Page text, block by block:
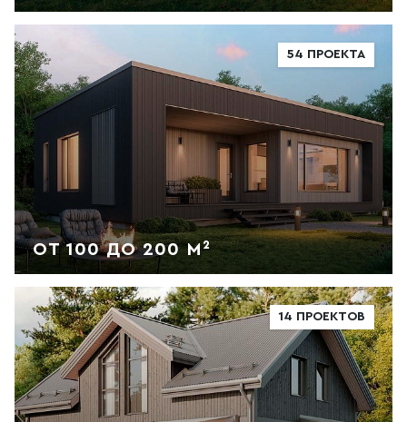
54 ПРОЕКТА
ОТ 100 ДО 200 М²
14 ПРОЕКТОВ